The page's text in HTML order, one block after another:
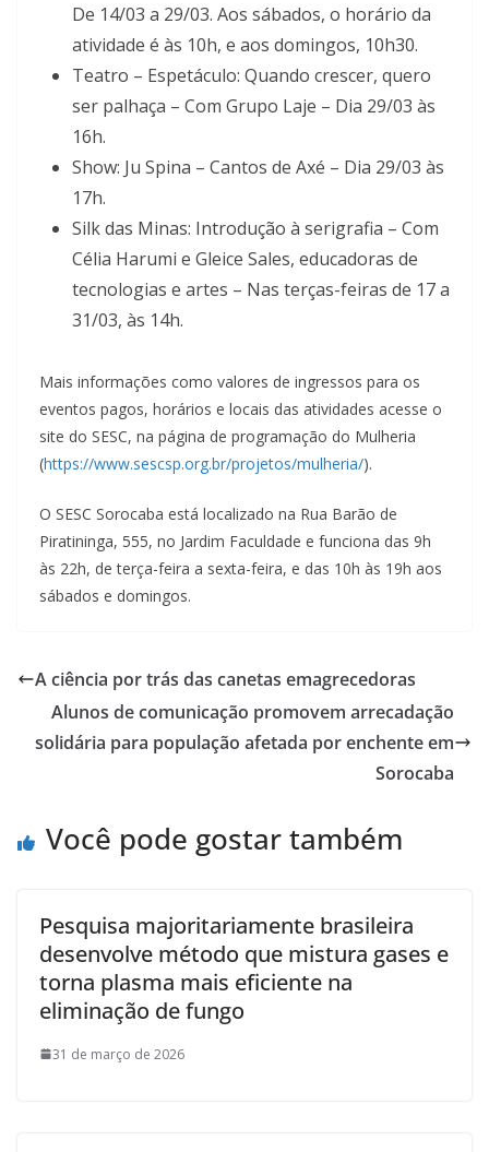
De 14/03 a 29/03. Aos sábados, o horário da
atividade é às 10h, e aos domingos, 10h30.
Teatro – Espetáculo: Quando crescer, quero
ser palhaça – Com Grupo Laje – Dia 29/03 às
16h.
Show: Ju Spina – Cantos de Axé – Dia 29/03 às
17h.
Silk das Minas: Introdução à serigrafia – Com
Célia Harumi e Gleice Sales, educadoras de
tecnologias e artes – Nas terças-feiras de 17 a
31/03, às 14h.
Mais informações como valores de ingressos para os
eventos pagos, horários e locais das atividades acesse o
site do SESC, na página de programação do Mulheria
(https://www.sescsp.org.br/projetos/mulheria/).
O SESC Sorocaba está localizado na Rua Barão de
Piratininga, 555, no Jardim Faculdade e funciona das 9h
às 22h, de terça-feira a sexta-feira, e das 10h às 19h aos
sábados e domingos.
A ciência por trás das canetas emagrecedoras
Alunos de comunicação promovem arrecadação
solidária para população afetada por enchente em
Sorocaba
Você pode gostar também
Pesquisa majoritariamente brasileira
desenvolve método que mistura gases e
torna plasma mais eficiente na
eliminação de fungo
31 de março de 2026